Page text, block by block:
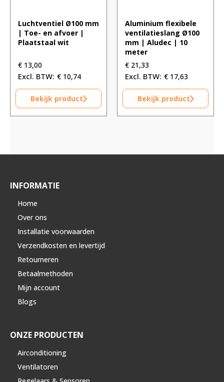
Luchtventiel Ø100 mm
| Toe- en afvoer |
Plaatstaal wit
€ 13,00
€ 10,74
Bekijk product
Aluminium flexibele
ventilatieslang Ø100
mm | Aludec | 10
meter
€ 21,33
€ 17,63
Bekijk product
INFORMATIE
Home
Over ons
Installatie voorwaarden
Verzendkosten en levertijd
Retourneren
Betaalmethoden
Mijn account
Blogs
ONZE PRODUCTEN
Airconditioning
Ventilatoren